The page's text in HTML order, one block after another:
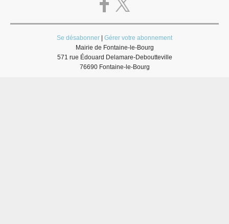
Se désabonner
Gérer votre abonnement
Mairie de Fontaine-le-Bourg
571 rue Édouard Delamare-Deboutteville
76690 Fontaine-le-Bourg